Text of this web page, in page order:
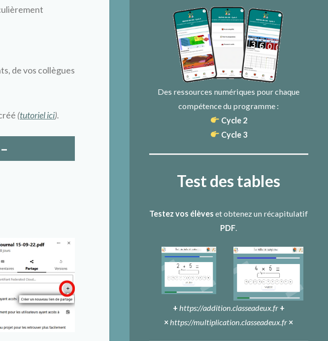
de vos collègues
(tutoriel ici).
Des ressources numériques pour chaque
compétence du programme :
Cycle 2
Cycle 3
Test des tables
Testez vos élèves et obtenez un récapitulatif
PDF.
+ https://addition.classeadeux.fr +
×https://multiplication.classeadeux.fr ×